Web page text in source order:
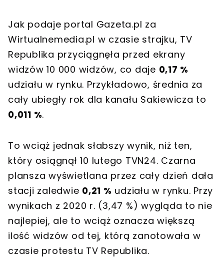
Jak podaje portal Gazeta.pl za
Wirtualnemedia.pl w czasie strajku, TV
Republika przyciągnęła przed ekrany
widzów 10 000 widzów, co daje 0,17 %
udziału w rynku. Przykładowo, średnia za
cały ubiegły rok dla kanału Sakiewicza to
0,011 %.
To wciąż jednak słabszy wynik, niż ten,
który osiągnął 10 lutego TVN24. Czarna
plansza wyświetlana przez cały dzień dała
stacji zaledwie 0,21 % udziału w rynku. Przy
wynikach z 2020 r. (3,47 %) wygląda to nie
najlepiej, ale to wciąż oznacza większą
ilość widzów od tej, którą zanotowała w
czasie protestu TV Republika.